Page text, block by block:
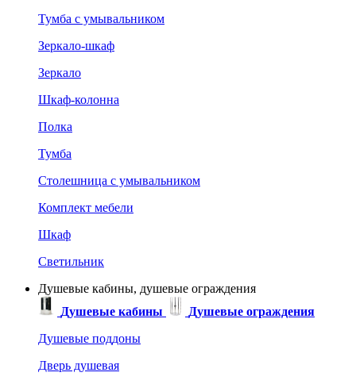
Тумба с умывальником
Зеркало-шкаф
Зеркало
Шкаф-колонна
Полка
Тумба
Столешница с умывальником
Комплект мебели
Шкаф
Светильник
Душевые кабины, душевые ограждения
Душевые кабины
Душевые ограждения
Душевые поддоны
Дверь душевая